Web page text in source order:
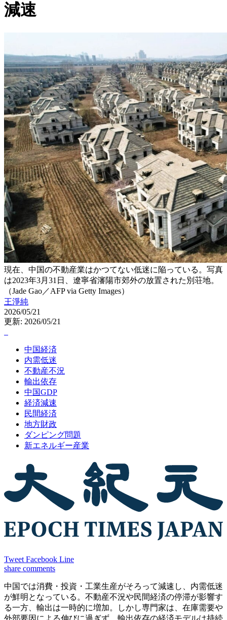
減速
現在、中国の不動産業はかつてない低迷に陥っている。写真
は2023年3月31日、遼寧省瀋陽市郊外の放置された別荘地。
（Jade Gao／AFP via Getty Images）
王淨純
2026/05/21
更新: 2026/05/21
中国経済
内需低迷
不動産不況
輸出依存
中国GDP
経済減速
民間経済
地方財政
ダンピング問題
新エネルギー産業
Tweet Facebook Line
share comments
中国では消費・投資・工業生産がそろって減速し、内需低迷
が鮮明となっている。不動産不況や民間経済の停滞が影響す
る一方、輸出は一時的に増加。しかし専門家は、在庫需要や